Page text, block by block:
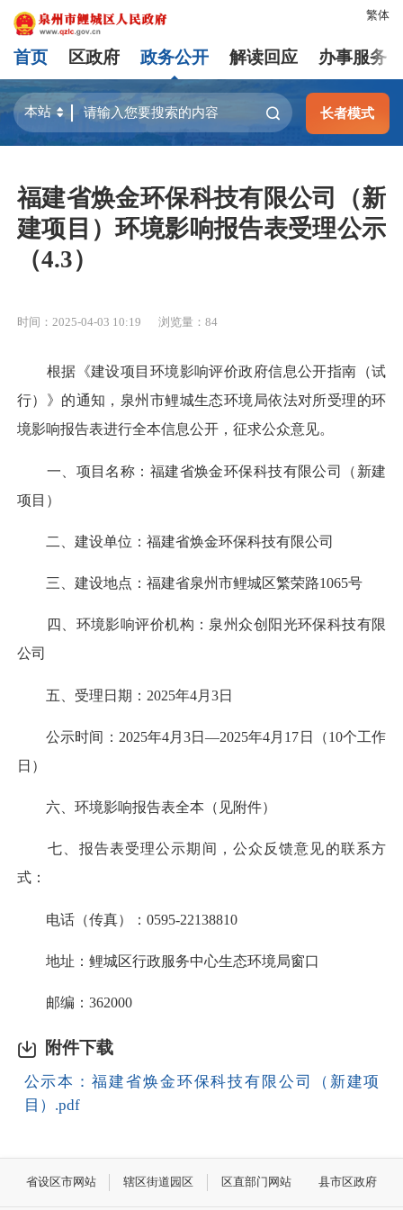
繁体
首页 区政府 政务公开 解读回应 办事服务
长者模式
福建省焕金环保科技有限公司（新
建项目）环境影响报告表受理公示
（4.3）
时间：2025-04-03 10:19 浏览量： 84
根据《建设项目环境影响评价政府信息公开指南（试
行）》的通知，泉州市鲤城生态环境局依法对所受理的环
境影响报告表进行全本信息公开，征求公众意见。
一、项目名称：福建省焕金环保科技有限公司（新建
项目）
二、建设单位：福建省焕金环保科技有限公司
三、建设地点：福建省泉州市鲤城区繁荣路1065号
四、环境影响评价机构：泉州众创阳光环保科技有限
公司
五、受理日期：2025年4月3日
公示时间：2025年4月3日—2025年4月17日（10个工作
日）
六、环境影响报告表全本（见附件）
七、报告表受理公示期间，公众反馈意见的联系方
式：
电话（传真）：0595-22138810
地址：鲤城区行政服务中心生态环境局窗口
邮编：362000
附件下载
公示本：福建省焕金环保科技有限公司（新建项
目）.pdf
省设区市网站 辖区街道园区 区直部门网站 县市区政府